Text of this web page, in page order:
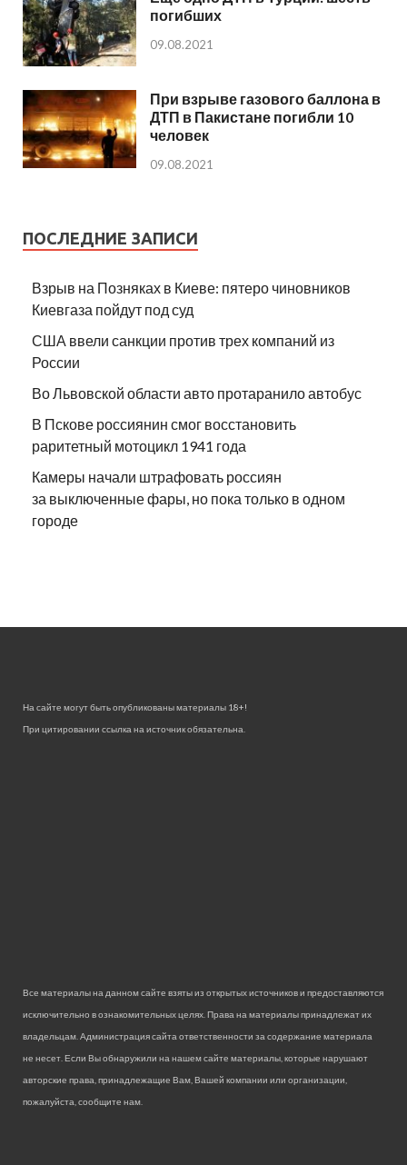
погибших
09.08.2021
При взрыве газового баллона в
ДТП в Пакистане погибли 10
человек
09.08.2021
ПОСЛЕДНИЕ ЗАПИСИ
Взрыв на Позняках в Киеве: пятеро чиновников
Киевгаза пойдут под суд
США ввели санкции против трех компаний из
России
Во Львовской области авто протаранило автобус
В Пскове россиянин смог восстановить
раритетный мотоцикл 1941 года
Камеры начали штрафовать россиян
за выключенные фары, но пока только в одном
городе
На сайте могут быть опубликованы материалы 18+!
При цитировании ссылка на источник обязательна.
Все материалы на данном сайте взяты из открытых источников и предоставляются
исключительно в ознакомительных целях. Права на материалы принадлежат их
владельцам. Администрация сайта ответственности за содержание материала
не несет. Если Вы обнаружили на нашем сайте материалы, которые нарушают
авторские права, принадлежащие Вам, Вашей компании или организации,
пожалуйста, сообщите нам.